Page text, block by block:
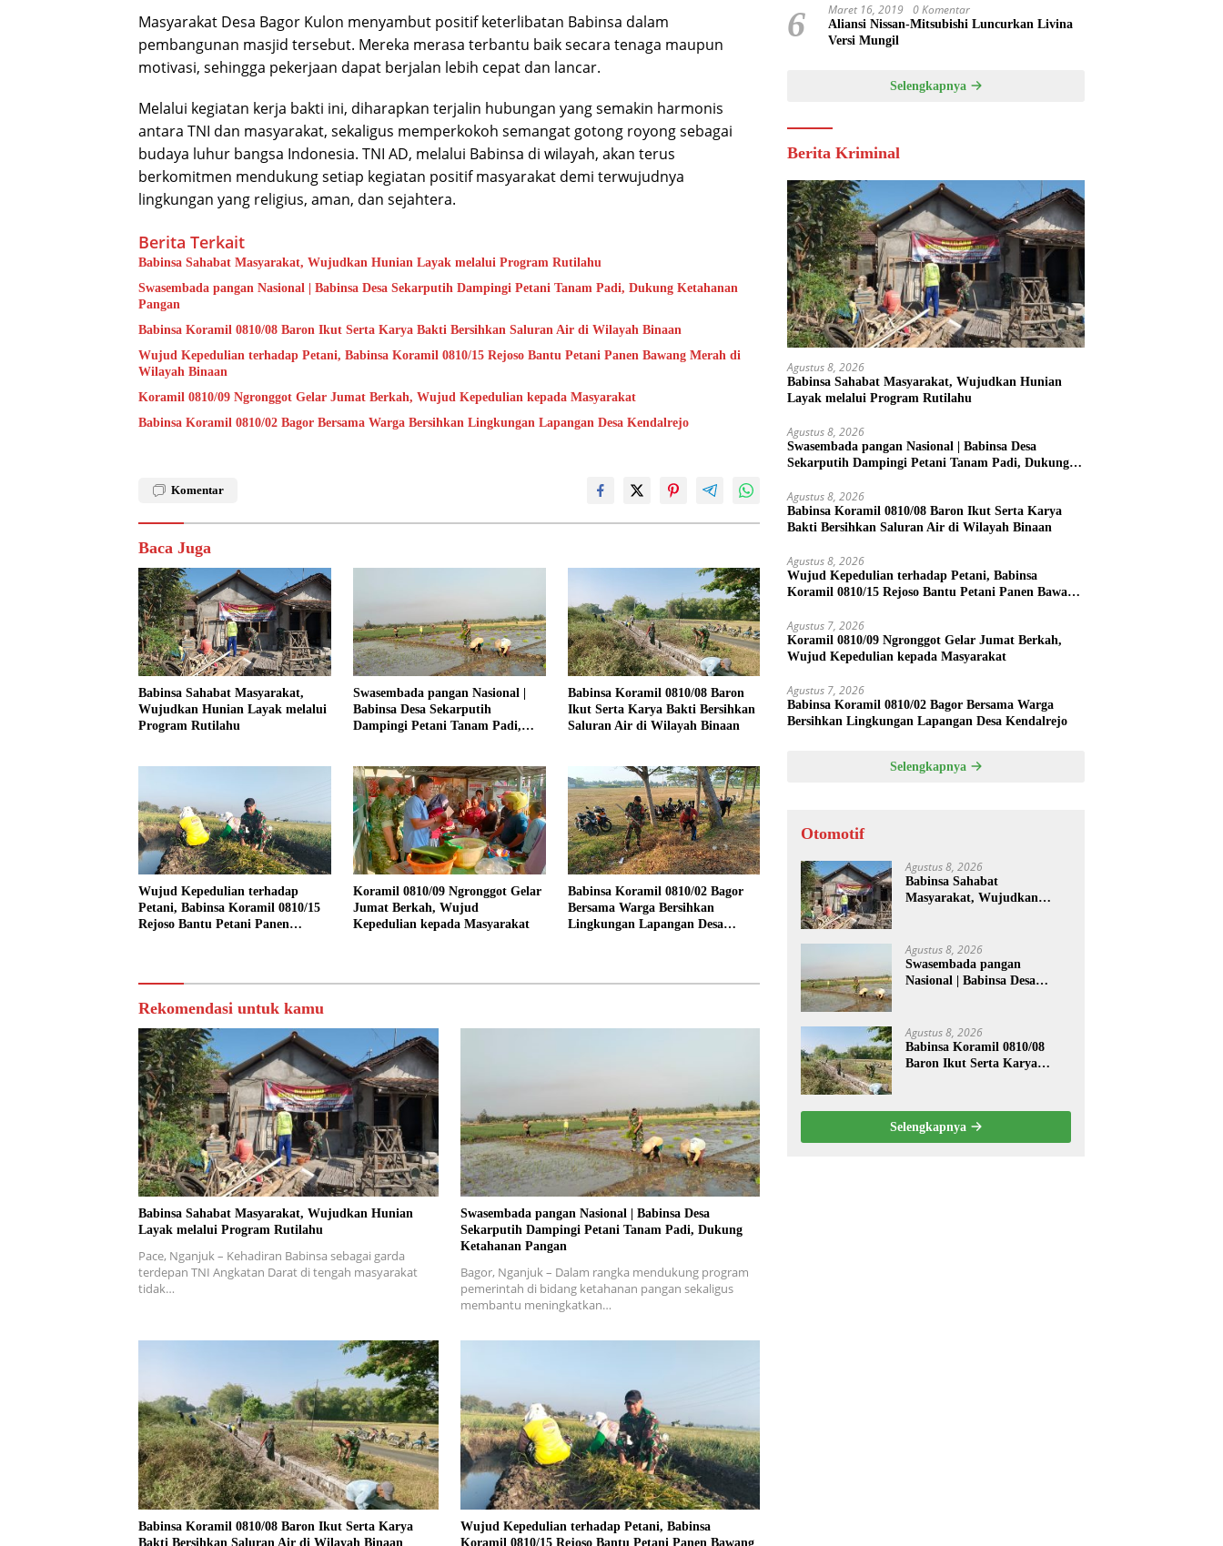
Masyarakat Desa Bagor Kulon menyambut positif keterlibatan Babinsa dalam
pembangunan masjid tersebut. Mereka merasa terbantu baik secara tenaga maupun
motivasi, sehingga pekerjaan dapat berjalan lebih cepat dan lancar.
Melalui kegiatan kerja bakti ini, diharapkan terjalin hubungan yang semakin harmonis
antara TNI dan masyarakat, sekaligus memperkokoh semangat gotong royong sebagai
budaya luhur bangsa Indonesia. TNI AD, melalui Babinsa di wilayah, akan terus
berkomitmen mendukung setiap kegiatan positif masyarakat demi terwujudnya
lingkungan yang religius, aman, dan sejahtera.
Berita Terkait
Babinsa Sahabat Masyarakat, Wujudkan Hunian Layak melalui Program Rutilahu
Swasembada pangan Nasional | Babinsa Desa Sekarputih Dampingi Petani Tanam Padi, Dukung Ketahanan
Pangan
Babinsa Koramil 0810/08 Baron Ikut Serta Karya Bakti Bersihkan Saluran Air di Wilayah Binaan
Wujud Kepedulian terhadap Petani, Babinsa Koramil 0810/15 Rejoso Bantu Petani Panen Bawang Merah di
Wilayah Binaan
Koramil 0810/09 Ngronggot Gelar Jumat Berkah, Wujud Kepedulian kepada Masyarakat
Babinsa Koramil 0810/02 Bagor Bersama Warga Bersihkan Lingkungan Lapangan Desa Kendalrejo
Komentar
Baca Juga
Babinsa Sahabat Masyarakat,
Wujudkan Hunian Layak melalui
Program Rutilahu
Swasembada pangan Nasional |
Babinsa Desa Sekarputih
Dampingi Petani Tanam Padi,
Babinsa Koramil 0810/08 Baron
Ikut Serta Karya Bakti Bersihkan
Saluran Air di Wilayah Binaan
Wujud Kepedulian terhadap
Petani, Babinsa Koramil 0810/15
Rejoso Bantu Petani Panen
Koramil 0810/09 Ngronggot Gelar
Jumat Berkah, Wujud
Kepedulian kepada Masyarakat
Babinsa Koramil 0810/02 Bagor
Bersama Warga Bersihkan
Lingkungan Lapangan Desa
Rekomendasi untuk kamu
Babinsa Sahabat Masyarakat, Wujudkan Hunian
Layak melalui Program Rutilahu
Pace, Nganjuk – Kehadiran Babinsa sebagai garda
terdepan TNI Angkatan Darat di tengah masyarakat
tidak…
Swasembada pangan Nasional | Babinsa Desa
Sekarputih Dampingi Petani Tanam Padi, Dukung
Ketahanan Pangan
Bagor, Nganjuk – Dalam rangka mendukung program
pemerintah di bidang ketahanan pangan sekaligus
membantu meningkatkan…
Babinsa Koramil 0810/08 Baron Ikut Serta Karya
Bakti Bersihkan Saluran Air di Wilayah Binaan
Wujud Kepedulian terhadap Petani, Babinsa
Koramil 0810/15 Rejoso Bantu Petani Panen Bawang
6 Maret 16, 2019 0 Komentar
Aliansi Nissan-Mitsubishi Luncurkan Livina
Versi Mungil
Selengkapnya
Berita Kriminal
Agustus 8, 2026
Babinsa Sahabat Masyarakat, Wujudkan Hunian
Layak melalui Program Rutilahu
Agustus 8, 2026
Swasembada pangan Nasional | Babinsa Desa
Sekarputih Dampingi Petani Tanam Padi, Dukung
Agustus 8, 2026
Babinsa Koramil 0810/08 Baron Ikut Serta Karya
Bakti Bersihkan Saluran Air di Wilayah Binaan
Agustus 8, 2026
Wujud Kepedulian terhadap Petani, Babinsa
Koramil 0810/15 Rejoso Bantu Petani Panen Bawang
Agustus 7, 2026
Koramil 0810/09 Ngronggot Gelar Jumat Berkah,
Wujud Kepedulian kepada Masyarakat
Agustus 7, 2026
Babinsa Koramil 0810/02 Bagor Bersama Warga
Bersihkan Lingkungan Lapangan Desa Kendalrejo
Selengkapnya
Otomotif
Agustus 8, 2026
Babinsa Sahabat
Masyarakat, Wujudkan
Agustus 8, 2026
Swasembada pangan
Nasional | Babinsa Desa
Ketahanan Pangan
Agustus 8, 2026
Babinsa Koramil 0810/08
Baron Ikut Serta Karya
Selengkapnya